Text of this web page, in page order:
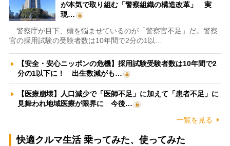
が本気で取り組む「警察組織の構造改革」 実
現…
警察庁が目下、頭を悩ませているのが「警察官不足」だ。警察
官の採用試験の受験者数は10年間で2分の1以…
【安全・安心ニッポンの危機】採用試験受験者数は10年間で2
分の1以下に！ 出生数減がも…
【医療崩壊】人口減少で「医師不足」に加えて「患者不足」に
見舞われ地域医療が限界に 今後…
一覧を見る
快適クルマ生活 乗ってみた、使ってみた